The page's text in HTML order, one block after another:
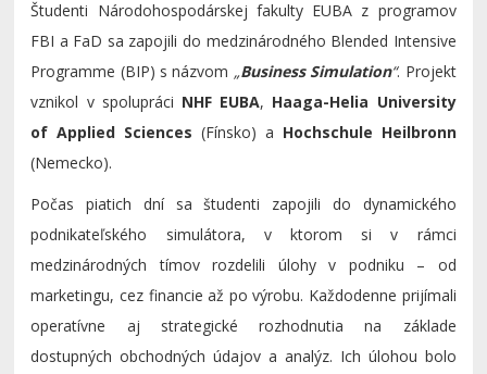
Študenti Národohospodárskej fakulty EUBA z programov
FBI a FaD sa zapojili do medzinárodného Blended Intensive
Programme (BIP) s názvom „Business Simulation“. Projekt
vznikol v spolupráci NHF EUBA, Haaga-Helia University
of Applied Sciences (Fínsko) a Hochschule Heilbronn
(Nemecko).
Počas piatich dní sa študenti zapojili do dynamického
podnikateľského simulátora, v ktorom si v rámci
medzinárodných tímov rozdelili úlohy v podniku – od
marketingu, cez financie až po výrobu. Každodenne prijímali
operatívne aj strategické rozhodnutia na základe
dostupných obchodných údajov a analýz. Ich úlohou bolo